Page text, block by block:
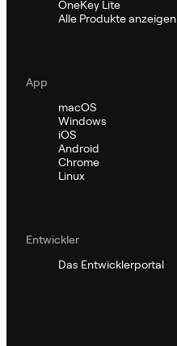
OneKey Lite
Alle Produkte anzeigen
App
macOS
Windows
iOS
Android
Chrome
Linux
Entwickler
Das Entwicklerportal